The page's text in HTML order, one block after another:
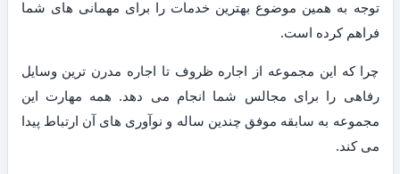
توجه به همین موضوع بهترین خدمات را برای مهمانی های شما
فراهم کرده است.
چرا که این مجموعه از اجاره ظروف تا اجاره مدرن ترین وسایل
رفاهی را برای مجالس شما انجام می دهد. همه مهارت این
مجموعه به سابقه موفق چندین ساله و نوآوری های آن ارتباط پیدا
می کند.